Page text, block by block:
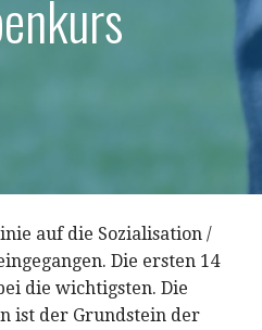
auf die Sozialisation /
Die ersten 14
die wichtigsten. Die
ist der Grundstein der